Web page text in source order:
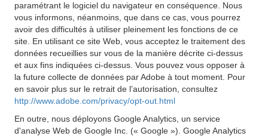
paramétrant le logiciel du navigateur en conséquence. Nous
vous informons, néanmoins, que dans ce cas, vous pourrez
avoir des difficultés à utiliser pleinement les fonctions de ce
site. En utilisant ce site Web, vous acceptez le traitement des
données recueillies sur vous de la manière décrite ci-dessus
et aux fins indiquées ci-dessus. Vous pouvez vous opposer à
la future collecte de données par Adobe à tout moment. Pour
en savoir plus sur le retrait de l’autorisation, consultez
http://www.adobe.com/privacy/opt-out.html
En outre, nous déployons Google Analytics, un service
d'analyse Web de Google Inc. (« Google »). Google Analytics